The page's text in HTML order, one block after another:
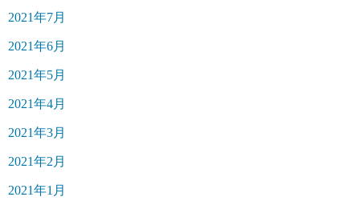
2021年7月
2021年6月
2021年5月
2021年4月
2021年3月
2021年2月
2021年1月